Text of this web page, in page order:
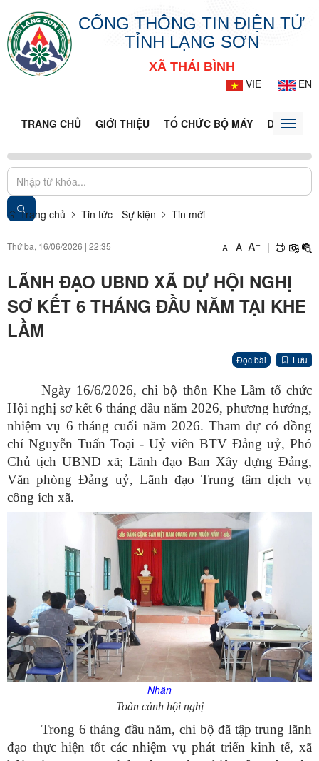
CỔNG THÔNG TIN ĐIỆN TỬ
TỈNH LẠNG SƠN
XÃ THÁI BÌNH
VIE
EN
TRANG CHỦ GIỚI THIỆU TỔ CHỨC BỘ MÁY DOANH
Toggle
Trang chủ Tin tức - Sự kiện Tin mới
Thứ ba, 16/06/2026 | 22:35 A- A A+ |
LÃNH ĐẠO UBND XÃ DỰ HỘI NGHỊ
SƠ KẾT 6 THÁNG ĐẦU NĂM TẠI KHE
LẦM
Đọc bài Lưu
Ngày 16/6/2026, chi bộ thôn Khe Lầm tổ chức
Hội nghị sơ kết 6 tháng đầu năm 2026, phương hướng,
nhiệm vụ 6 tháng cuối năm 2026. Tham dự có đồng
chí Nguyễn Tuấn Toại - Uỷ viên BTV Đảng uỷ, Phó
Chủ tịch UBND xã; Lãnh đạo Ban Xây dựng Đảng,
Văn phòng Đảng uỷ, Lãnh đạo Trung tâm dịch vụ
công ích xã.
Nhãn
Toàn cảnh hội nghị
Trong 6 tháng đầu năm, chi bộ đã tập trung lãnh
đạo thực hiện tốt các nhiệm vụ phát triển kinh tế, xã